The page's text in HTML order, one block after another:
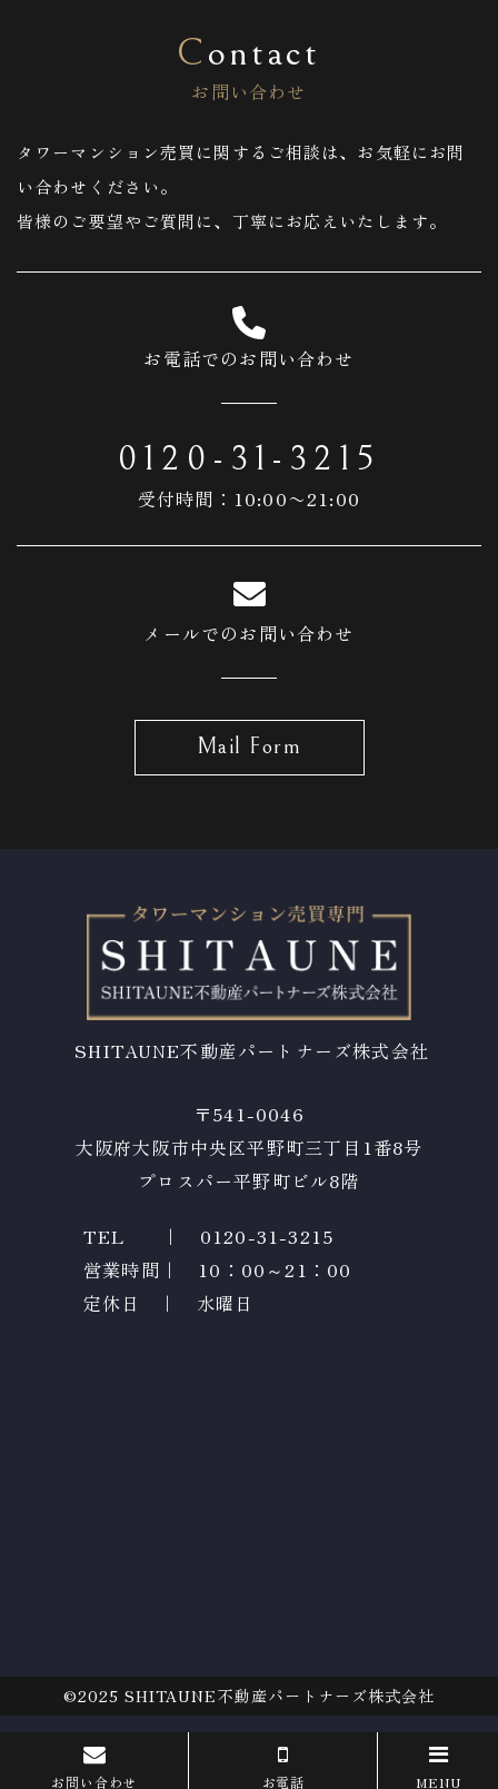
Contact
お問い合わせ
タワーマンション売買に関するご相談は、お気軽にお問
い合わせください。
皆様のご要望やご質問に、丁寧にお応えいたします。
お電話でのお問い合わせ
0120-31-3215
受付時間：10:00〜21:00
メールでのお問い合わせ
Mail Form
SHITAUNE不動産パートナーズ株式会社
〒541-0046
大阪府大阪市中央区​​​​​​​平野町三丁目1番8号
プロスパー平野町ビル8階
TEL ｜ 0120-31-3215
営業時間｜ 10：00～21：00
定休日 ｜ 水曜日
©2025SHITAUNE不動産パートナーズ株式会社
お問い合わせ お電話 MENU